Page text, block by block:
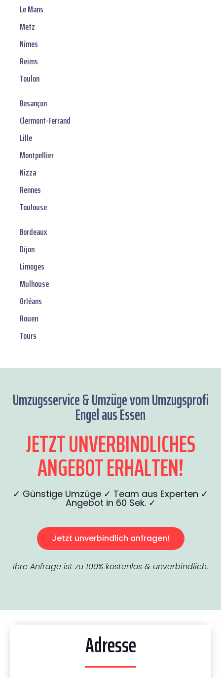
Le Mans
Metz
Nîmes
Reims
Toulon
Besançon
Clermont-Ferrand
Lille
Montpellier
Nizza
Rennes
Toulouse
Bordeaux
Dijon
Limoges
Mulhouse
Orléans
Rouen
Tours
Umzugsservice & Umzüge vom Umzugsprofi
Engel aus Essen
JETZT UNVERBINDLICHES
ANGEBOT ERHALTEN!
✓ Günstige Umzüge ✓ Team aus Experten ✓
Angebot in 60 Sek. ✓
Jetzt unverbindlich anfragen!
Ihre Anfrage ist zu 100% kostenlos & unverbindlich.
Adresse